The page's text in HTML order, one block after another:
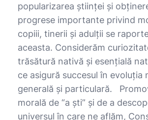
popularizarea științei și
progrese importante privind
copiii, tinerii și adulții se
aceasta. Considerăm
trăsătură nativă și esențială
ce asigură succesul în evoluția
generală și particulară.
morală de “a ști” și de a
universul în care ne aflăm,